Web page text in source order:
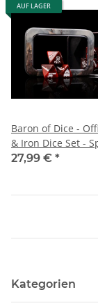
AUF LAGER
Baron of Dice -
& Iron Dice Set -
27,99 € *
Kategorien